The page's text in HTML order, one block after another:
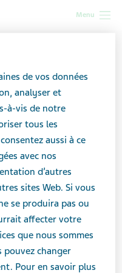
Menu
de
lui permettant
matière de R & D et
au Canada, nous
de saisir des
de vos données
analyser et
à-vis de notre
tous les
aussi à ce
avec nos
d’autres
sites Web. Si vous
se produira pas ou
affecter votre
que nous sommes
pouvez changer
Pour en savoir plus